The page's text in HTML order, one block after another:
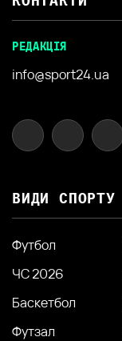
РЕДАКЦІЯ
info@sport24.ua
ВИДИ СПОРТУ
Футбол
ЧС 2026
Баскетбол
Футзал